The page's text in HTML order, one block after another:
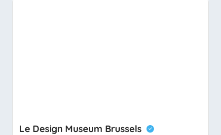
Le Design Museum Brussels